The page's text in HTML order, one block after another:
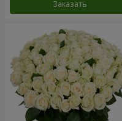
Заказать